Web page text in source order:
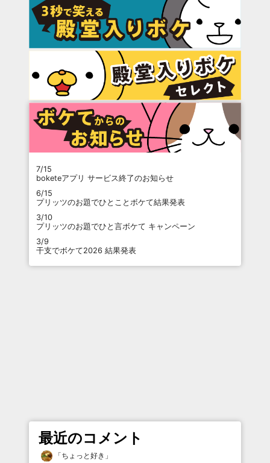
7/15
boketeアプリ サービス終了のお知らせ
6/15
プリッツのお題でひとことボケて結果発表
3/10
プリッツのお題でひと言ボケて キャンペーン
3/9
干支でボケて2026 結果発表
最近のコメント
「ちょっと好き 」